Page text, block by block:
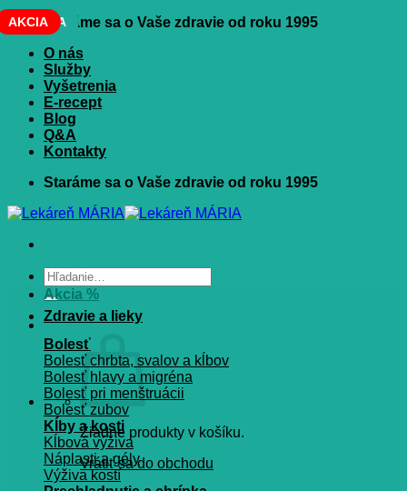
Skip
to
content
Staráme sa o Vaše zdravie od roku 1995
O nás
Služby
Vyšetrenia
E-recept
Blog
Q&A
Kontakty
Staráme sa o Vaše zdravie od roku 1995
Hľadať:
Žiadne produkty v košíku.
Vrátiť sa do obchodu
Akcia %
Zdravie a lieky
Bolesť
Bolesť chrbta, svalov a kĺbov
Bolesť hlavy a migréna
Bolesť pri menštruácii
Bolesť zubov
Kĺby a kosti
Kĺbová výživa
Náplasti a gély
Výživa kostí
NOVINKA
AKCIA